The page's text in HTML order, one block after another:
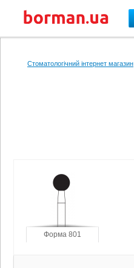
Стоматологічний інтернет магазин
Форма 801